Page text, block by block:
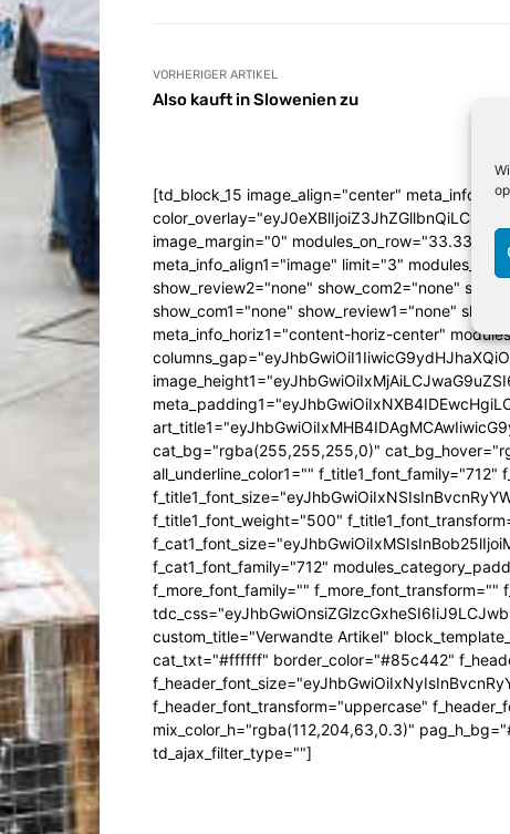
VORHERIGER ARTIKEL
Also kauft in Slowenien zu
[td_block_15 image_align="center"
image_margin="0"
meta_info_align1="image" limit="3"
show_review2="none" show_com2="none"
show_com1="none" show_review1="none"
meta_info_horiz1="content-horiz-center"
cat_bg="rgba(255,255,255,0)"
all_underline_color1="" f_title1_font_family="712"
f_title1_font_weight="500"
f_cat1_font_family="712"
f_more_font_family=""
custom_title="Verwandte Artikel"
cat_txt="#ffffff" border_color="#85c442"
f_header_font_transform="uppercase"
mix_color_h="rgba(112,204,63,0.3)"
td_ajax_filter_type=""]